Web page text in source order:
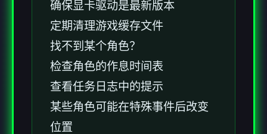
确保显卡驱动是最新版本
定期清理游戏缓存文件
找不到某个角色？
检查角色的作息时间表
查看任务日志中的提示
某些角色可能在特殊事件后改变
位置